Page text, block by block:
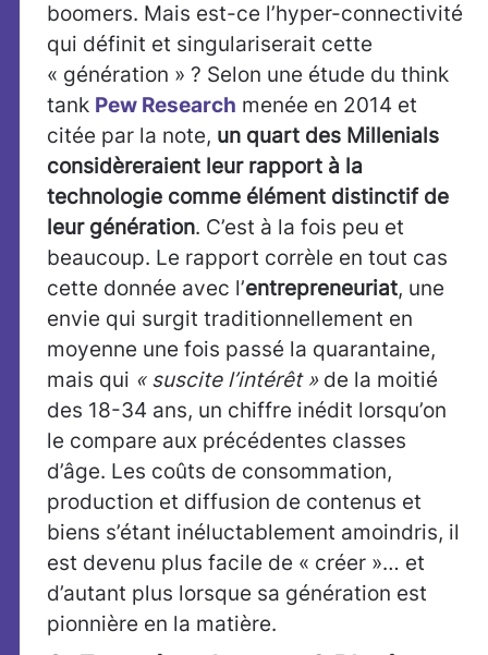
boomers. Mais est-ce l’hyper-connectivité
qui définit et singulariserait cette
« génération » ? Selon une étude du think
tank Pew Research menée en 2014 et
citée par la note, un quart des Millenials
considèreraient leur rapport à la
technologie comme élément distinctif de
leur génération. C’est à la fois peu et
beaucoup. Le rapport corrèle en tout cas
cette donnée avec l’entrepreneuriat, une
envie qui surgit traditionnellement en
moyenne une fois passé la quarantaine,
mais qui « suscite l’intérêt »de la moitié
des 18-34 ans, un chiffre inédit lorsqu’on
le compare aux précédentes classes
d’âge. Les coûts de consommation,
production et diffusion de contenus et
biens s’étant inéluctablement amoindris, il
est devenu plus facile de « créer »… et
d’autant plus lorsque sa génération est
pionnière en la matière.